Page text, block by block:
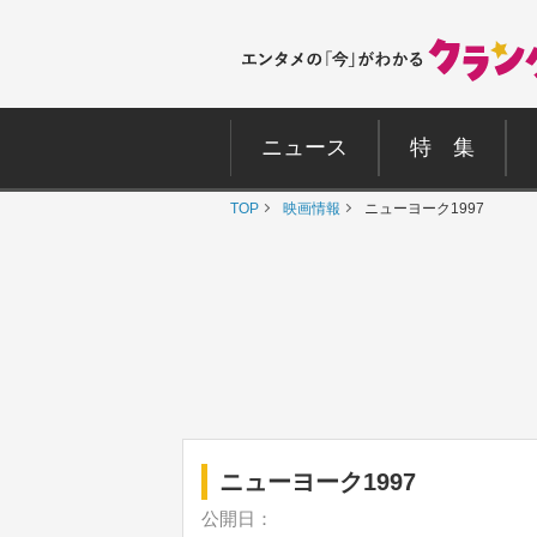
ニュース 特 集
TOP 映画情報 ニューヨーク1997
ニューヨーク1997
公開日：